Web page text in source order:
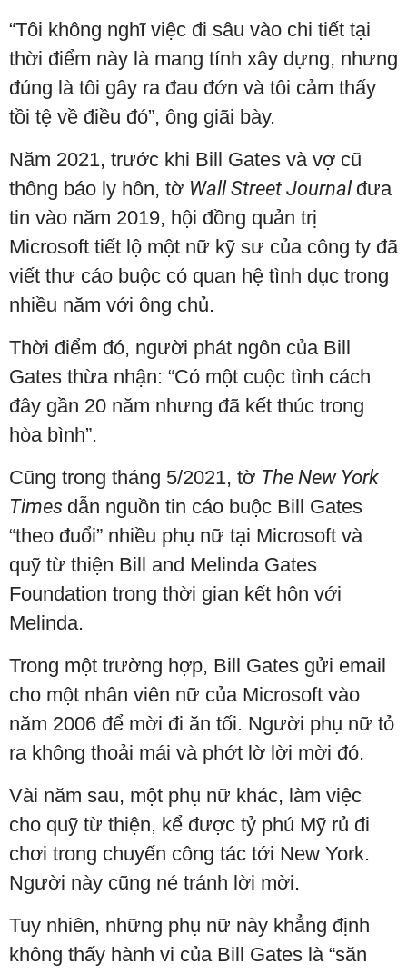
“Tôi không nghĩ việc đi sâu vào chi tiết tại
thời điểm này là mang tính xây dựng, nhưng
đúng là tôi gây ra đau đớn và tôi cảm thấy
tồi tệ về điều đó”, ông giãi bày.
Năm 2021, trước khi Bill Gates và vợ cũ
thông báo ly hôn, tờ Wall Street Journal đưa
tin vào năm 2019, hội đồng quản trị
Microsoft tiết lộ một nữ kỹ sư của công ty đã
viết thư cáo buộc có quan hệ tình dục trong
nhiều năm với ông chủ.
Thời điểm đó, người phát ngôn của Bill
Gates thừa nhận: “Có một cuộc tình cách
đây gần 20 năm nhưng đã kết thúc trong
hòa bình”.
Cũng trong tháng 5/2021, tờ The New York
Times dẫn nguồn tin cáo buộc Bill Gates
“theo đuổi” nhiều phụ nữ tại Microsoft và
quỹ từ thiện Bill and Melinda Gates
Foundation trong thời gian kết hôn với
Melinda.
Trong một trường hợp, Bill Gates gửi email
cho một nhân viên nữ của Microsoft vào
năm 2006 để mời đi ăn tối. Người phụ nữ tỏ
ra không thoải mái và phớt lờ lời mời đó.
Vài năm sau, một phụ nữ khác, làm việc
cho quỹ từ thiện, kể được tỷ phú Mỹ rủ đi
chơi trong chuyến công tác tới New York.
Người này cũng né tránh lời mời.
Tuy nhiên, những phụ nữ này khẳng định
không thấy hành vi của Bill Gates là “săn